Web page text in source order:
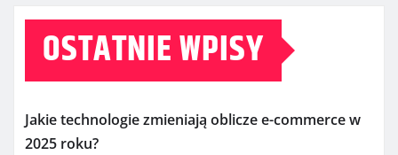
OSTATNIE WPISY
Jakie technologie zmieniają oblicze e-commerce w
2025 roku?